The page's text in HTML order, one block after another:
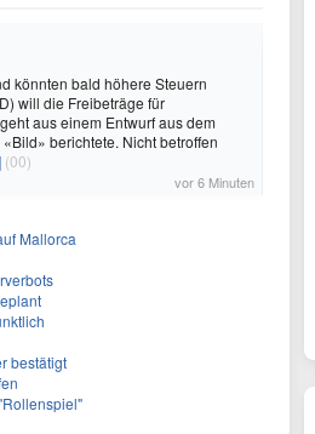
könnten bald höhere Steuern
will die Freibeträge für
aus einem Entwurf aus dem
berichtete. Nicht betroffen
(00)
vor 6 Minuten
Mallorca
bestätigt